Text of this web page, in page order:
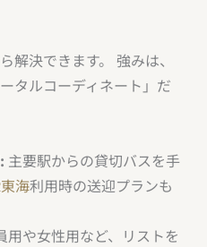
解決できます。 強みは、
タルコーディネート」だ
主要駅からの貸切バスを手
海利用時の送迎プランも
用や女性用など、リストを